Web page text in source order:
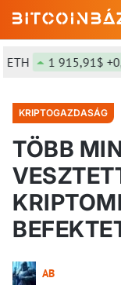
1 915,91$ +0,23%
KRIPTOGAZDASÁG
TÖBB
AB